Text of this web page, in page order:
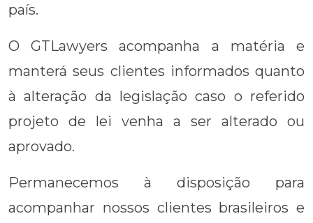
país.
O GTLawyers acompanha a matéria e
manterá seus clientes informados quanto
à alteração da legislação caso o referido
projeto de lei venha a ser alterado ou
aprovado.
Permanecemos à disposição para
acompanhar nossos clientes brasileiros e